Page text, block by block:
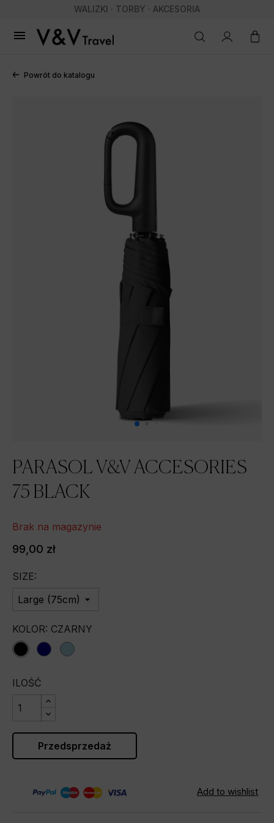
WALIZKI · TORBY · AKCESORIA

Powrót do katalogu
PARASOL V&V ACCESORIES
75 BLACK
Brak na magazynie
99,00 zł
SIZE:
KOLOR: CZARNY
blackdarkbluelightblue
ILOŚĆ
Przedsprzedaż